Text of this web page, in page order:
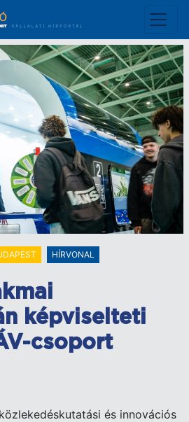
HÍRVONAL
képviselteti
csoport
és innovációs